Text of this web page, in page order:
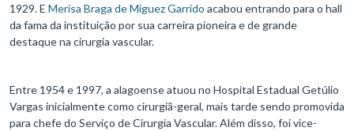
1929. E Merisa Braga de Miguez Garrido acabou entrando para o hall
da fama da instituição por sua carreira pioneira e de grande
destaque na cirurgia vascular.
Entre 1954 e 1997, a alagoense atuou no Hospital Estadual Getúlio
Vargas inicialmente como cirurgiã-geral, mais tarde sendo promovida
para chefe do Serviço de Cirurgia Vascular. Além disso, foi vice-